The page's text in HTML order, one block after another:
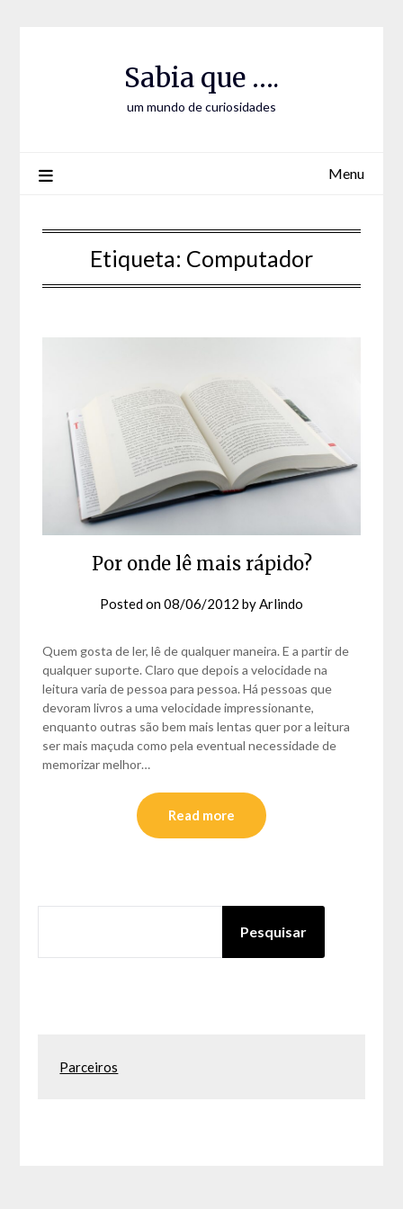
Sabia que ….
um mundo de curiosidades
Menu
Etiqueta: Computador
Por onde lê mais rápido?
Posted on08/06/2012 byArlindo
Quem gosta de ler, lê de qualquer maneira. E a partir de
qualquer suporte. Claro que depois a velocidade na
leitura varia de pessoa para pessoa. Há pessoas que
devoram livros a uma velocidade impressionante,
enquanto outras são bem mais lentas quer por a leitura
ser mais maçuda como pela eventual necessidade de
memorizar melhor…
Read more
Pesquisar
Parceiros